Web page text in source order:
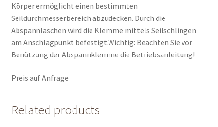
Körper ermöglicht einen bestimmten
Seildurchmesserbereich abzudecken. Durch die
Abspannlaschen wird die Klemme mittels Seilschlingen
am Anschlagpunkt befestigt.Wichtig: Beachten Sie vor
Benützung der Abspannklemme die Betriebsanleitung!
Preis auf Anfrage
Related products